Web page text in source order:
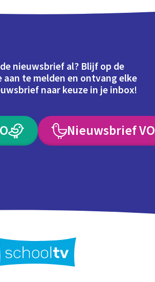
nieuwsbrief al? Blijf op de
te melden en ontvang elke
naar keuze in je inbox!
Nieuwsbrief VO